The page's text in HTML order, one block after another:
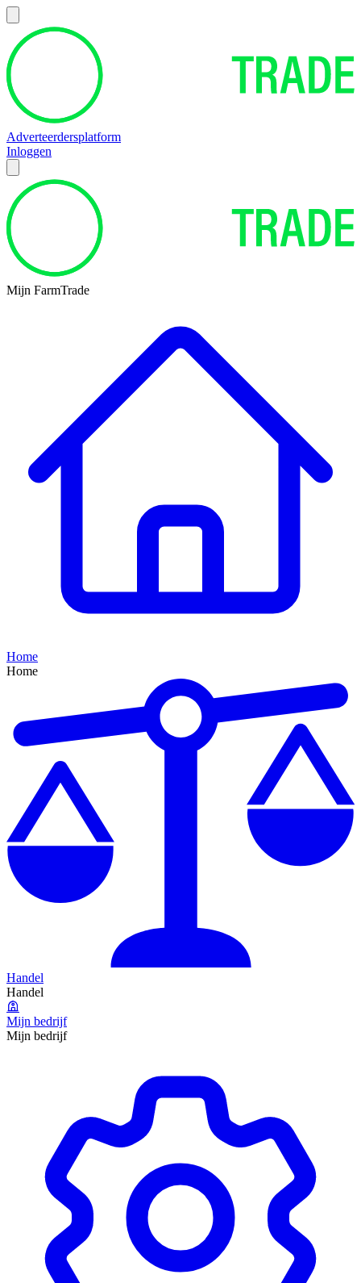
Adverteerdersplatform
Inloggen
Mijn FarmTrade
Home
Home
Handel
Handel
Mijn bedrijf
Mijn bedrijf